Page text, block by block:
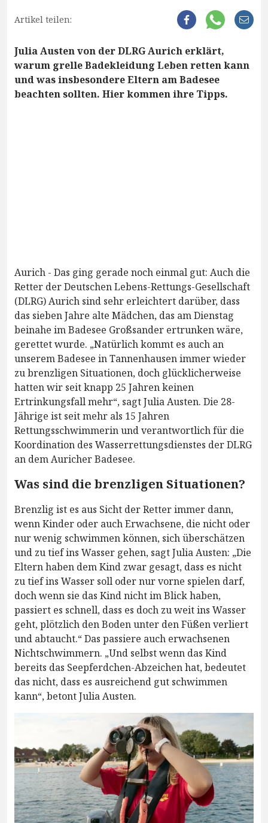
Artikel teilen:
Julia Austen von der DLRG Aurich erklärt,
warum grelle Badekleidung Leben retten kann
und was insbesondere Eltern am Badesee
beachten sollten. Hier kommen ihre Tipps.
Aurich - Das ging gerade noch einmal gut: Auch die
Retter der Deutschen Lebens-Rettungs-Gesellschaft
(DLRG) Aurich sind sehr erleichtert darüber, dass
das sieben Jahre alte Mädchen, das am Dienstag
beinahe im Badesee Großsander ertrunken wäre,
gerettet wurde. „Natürlich kommt es auch an
unserem Badesee in Tannenhausen immer wieder
zu brenzligen Situationen, doch glücklicherweise
hatten wir seit knapp 25 Jahren keinen
Ertrinkungsfall mehr“, sagt Julia Austen. Die 28-
Jährige ist seit mehr als 15 Jahren
Rettungsschwimmerin und verantwortlich für die
Koordination des Wasserrettungsdienstes der DLRG
an dem Auricher Badesee.
Was sind die brenzligen Situationen?
Brenzlig ist es aus Sicht der Retter immer dann,
wenn Kinder oder auch Erwachsene, die nicht oder
nur wenig schwimmen können, sich überschätzen
und zu tief ins Wasser gehen, sagt Julia Austen: „Die
Eltern haben dem Kind zwar gesagt, dass es nicht
zu tief ins Wasser soll oder nur vorne spielen darf,
doch wenn sie das Kind nicht im Blick haben,
passiert es schnell, dass es doch zu weit ins Wasser
geht, plötzlich den Boden unter den Füßen verliert
und abtaucht.“ Das passiere auch erwachsenen
Nichtschwimmern. „Und selbst wenn das Kind
bereits das Seepferdchen-Abzeichen hat, bedeutet
das nicht, dass es ausreichend gut schwimmen
kann“, betont Julia Austen.